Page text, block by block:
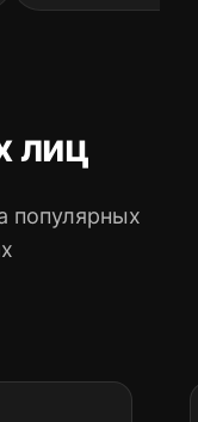
лиц
популярных